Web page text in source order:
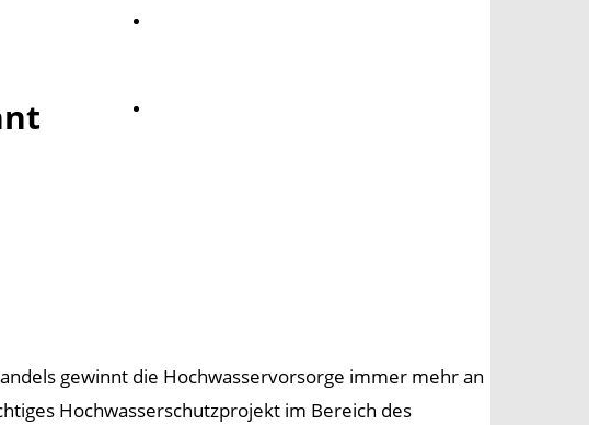
gewinnt die Hochwasservorsorge immer mehr an
Hochwasserschutzprojekt im Bereich des